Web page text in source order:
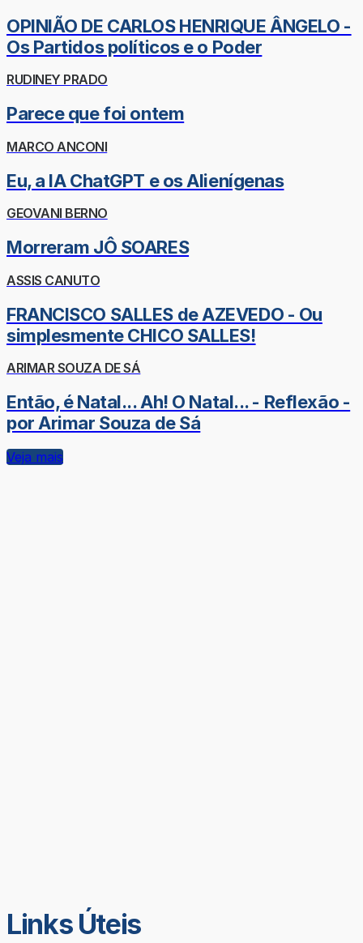
OPINIÃO DE CARLOS HENRIQUE ÂNGELO -
Os Partidos políticos e o Poder
RUDINEY PRADO
Parece que foi ontem
MARCO ANCONI
Eu, a IA ChatGPT e os Alienígenas
GEOVANI BERNO
Morreram JÔ SOARES
ASSIS CANUTO
FRANCISCO SALLES de AZEVEDO - Ou
simplesmente CHICO SALLES!
ARIMAR SOUZA DE SÁ
Então, é Natal... Ah! O Natal... - Reflexão -
por Arimar Souza de Sá
Veja mais
Links Úteis